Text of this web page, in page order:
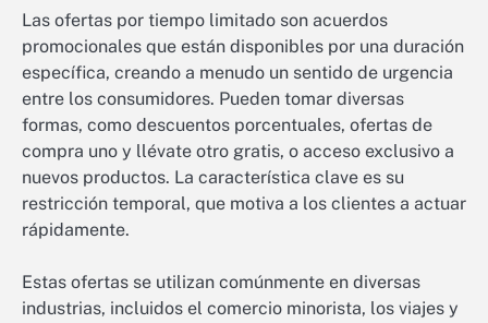
Las ofertas por tiempo limitado son acuerdos
promocionales que están disponibles por una duración
específica, creando a menudo un sentido de urgencia
entre los consumidores. Pueden tomar diversas
formas, como descuentos porcentuales, ofertas de
compra uno y llévate otro gratis, o acceso exclusivo a
nuevos productos. La característica clave es su
restricción temporal, que motiva a los clientes a actuar
rápidamente.
Estas ofertas se utilizan comúnmente en diversas
industrias, incluidos el comercio minorista, los viajes y